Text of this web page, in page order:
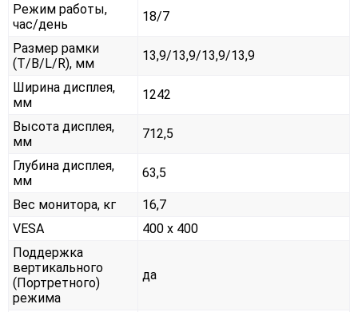
Режим работы,
час/день
18/7
Размер рамки
(T/B/L/R), мм
13,9/13,9/13,9/13,9
Ширина дисплея,
мм
1242
Высота дисплея,
мм
712,5
Глубина дисплея,
мм
63,5
Вес монитора, кг
16,7
VESA
400 x 400
Поддержка
вертикального
(Портретного)
режима
да